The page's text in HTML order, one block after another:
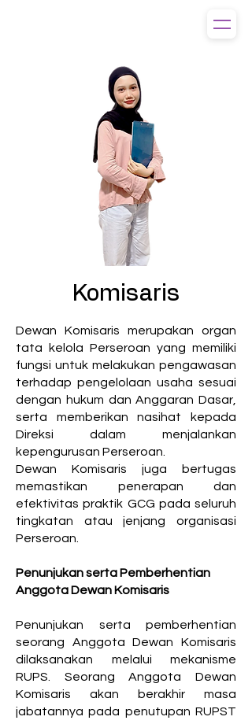
Komisaris
Dewan Komisaris merupakan organ
tata kelola Perseroan yang memiliki
fungsi untuk melakukan pengawasan
terhadap pengelolaan usaha sesuai
dengan hukum dan Anggaran Dasar,
serta memberikan nasihat kepada
Direksi dalam menjalankan
kepengurusan Perseroan.
Dewan Komisaris juga bertugas
memastikan penerapan dan
efektivitas praktik GCG pada seluruh
tingkatan atau jenjang organisasi
Perseroan.
Penunjukan serta Pemberhentian
Anggota Dewan Komisaris
Penunjukan serta pemberhentian
seorang Anggota Dewan Komisaris
dilaksanakan melalui mekanisme
RUPS. Seorang Anggota Dewan
Komisaris akan berakhir masa
jabatannya pada penutupan RUPST